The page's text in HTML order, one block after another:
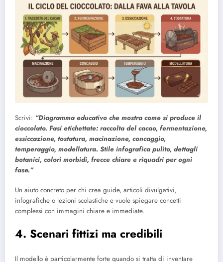
Scrivi: “Diagramma educativo che mostra come si produce il
cioccolato. Fasi etichettate: raccolta del cacao, fermentazione,
essiccazione, tostatura, macinazione, concaggio,
temperaggio, modellatura. Stile infografica pulito, dettagli
botanici, colori morbidi, frecce chiare e riquadri per ogni
fase.”
Un aiuto concreto per chi crea guide, articoli divulgativi,
infografiche o lezioni scolastiche e vuole spiegare concetti
complessi con immagini chiare e immediate.
4. Scenari fittizi ma credibili
Il modello è particolarmente forte quando si tratta di inventare